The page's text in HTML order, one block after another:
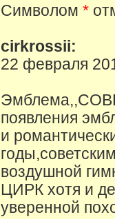
Символом *
cirkrossii:
22 февраля
появления
и
воздушной
ЦИРК хотя и
уверенной